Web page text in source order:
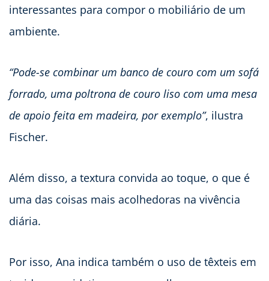
interessantes para compor o mobiliário de um
ambiente.
“Pode-se combinar um banco de couro com um sofá
forrado, uma poltrona de couro liso com uma mesa
de apoio feita em madeira, por exemplo”, ilustra
Fischer.
Além disso, a textura convida ao toque, o que é
uma das coisas mais acolhedoras na vivência
diária.
Por isso, Ana indica também o uso de têxteis em